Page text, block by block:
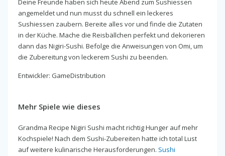
Deine Freunde haben sich heute Abend zum Sushiessen
angemeldet und nun musst du schnell ein leckeres
Sushiessen zaubern. Bereite alles vor und finde die Zutaten
in der Küche. Mache die Reisbällchen perfekt und dekorieren
dann das Nigiri-Sushi. Befolge die Anweisungen von Omi, um
die Zubereitung von leckerem Sushi zu beenden.
Entwickler: GameDistribution
Mehr Spiele wie dieses
Grandma Recipe Nigiri Sushi macht richtig Hunger auf mehr
Kochspiele! Nach dem Sushi-Zubereiten hatte ich total Lust
auf weitere kulinarische Herausforderungen. Sushi